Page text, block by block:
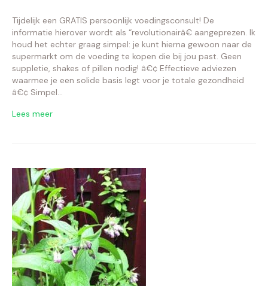
Tijdelijk een GRATIS persoonlijk voedingsconsult! De
informatie hierover wordt als “revolutionairâ€ aangeprezen. Ik
houd het echter graag simpel: je kunt hierna gewoon naar de
supermarkt om de voeding te kopen die bij jou past. Geen
suppletie, shakes of pillen nodig! â€¢ Effectieve adviezen
waarmee je een solide basis legt voor je totale gezondheid
â€¢ Simpel…
Lees meer